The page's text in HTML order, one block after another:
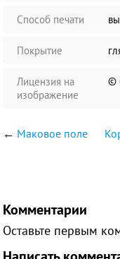
Способ печати
Покрытие
Лицензия на
изображение
©
← Маковое поле
Комментарии
Оставьте первым